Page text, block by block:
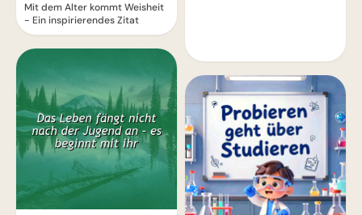
Mit dem Alter kommt Weisheit
- Ein inspirierendes Zitat